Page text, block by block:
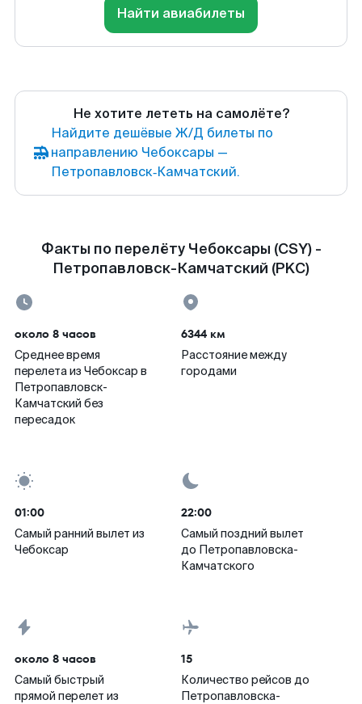
Найти авиабилеты
Не хотите лететь на самолёте?
Найдите дешёвые Ж/Д билеты по
направлению Чебоксары —
Петропавловск‑Камчатский.
Факты по перелёту Чебоксары (CSY) -
Петропавловск-Камчатский (PKC)
около 8 часов
Среднее время
перелета из Чебоксар в
Петропавловск-
Камчатский без
пересадок
6344 км
Расстояние между
городами
01:00
Самый ранний вылет из
Чебоксар
22:00
Самый поздний вылет
до Петропавловска-
Камчатского
около 8 часов
Самый быстрый
прямой перелет из
15
Количество рейсов до
Петропавловска-